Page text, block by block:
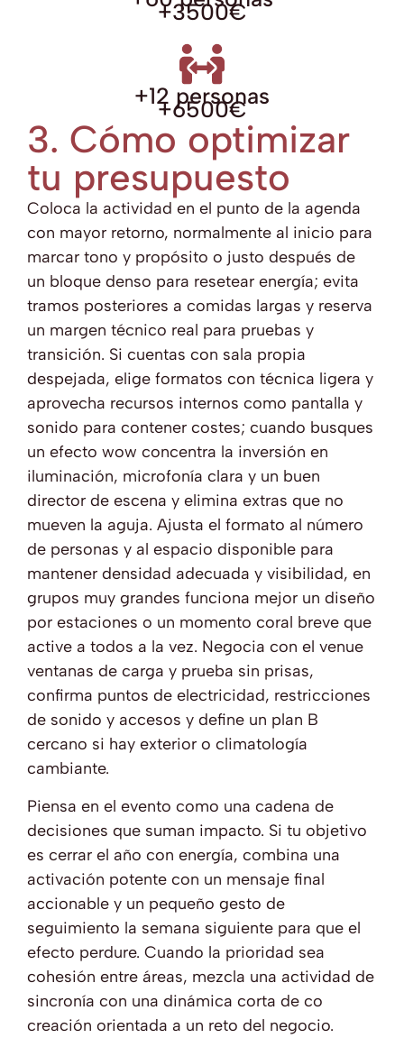
+3500€
+12 personas
+6500€
3. Cómo optimizar
tu presupuesto
Coloca la actividad en el punto de la agenda
con mayor retorno, normalmente al inicio para
marcar tono y propósito o justo después de
un bloque denso para resetear energía; evita
tramos posteriores a comidas largas y reserva
un margen técnico real para pruebas y
transición. Si cuentas con sala propia
despejada, elige formatos con técnica ligera y
aprovecha recursos internos como pantalla y
sonido para contener costes; cuando busques
un efecto wow concentra la inversión en
iluminación, microfonía clara y un buen
director de escena y elimina extras que no
mueven la aguja. Ajusta el formato al número
de personas y al espacio disponible para
mantener densidad adecuada y visibilidad, en
grupos muy grandes funciona mejor un diseño
por estaciones o un momento coral breve que
active a todos a la vez. Negocia con el venue
ventanas de carga y prueba sin prisas,
confirma puntos de electricidad, restricciones
de sonido y accesos y define un plan B
cercano si hay exterior o climatología
cambiante.
Piensa en el evento como una cadena de
decisiones que suman impacto. Si tu objetivo
es cerrar el año con energía, combina una
activación potente con un mensaje final
accionable y un pequeño gesto de
seguimiento la semana siguiente para que el
efecto perdure. Cuando la prioridad sea
cohesión entre áreas, mezcla una actividad de
sincronía con una dinámica corta de co
creación orientada a un reto del negocio.